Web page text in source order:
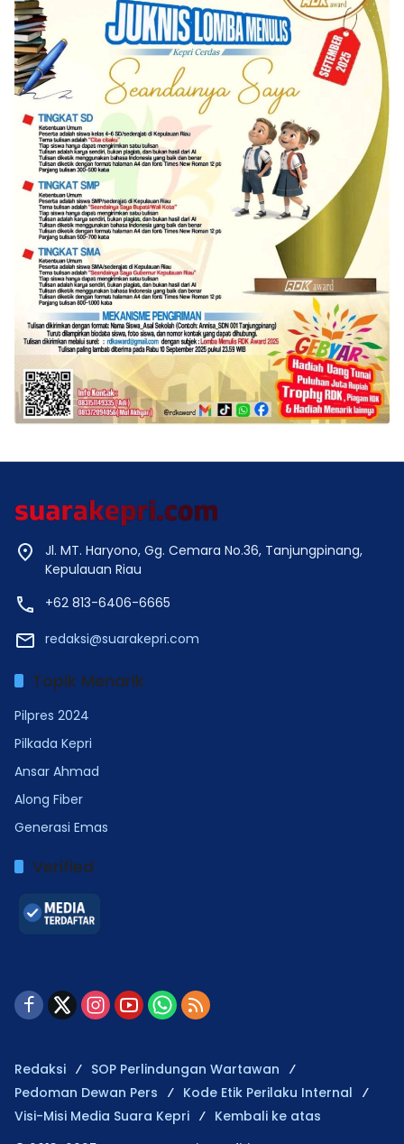
Jl. MT. Haryono, Gg. Cemara No.36, Tanjungpinang,
Kepulauan Riau
+62 813-6406-6665
redaksi@suarakepri.com
Topik Menarik
Pilpres 2024
Pilkada Kepri
Ansar Ahmad
Along Fiber
Generasi Emas
Verified
Redaksi
SOP Perlindungan Wartawan
Pedoman Dewan Pers
Kode Etik Perilaku Internal
Visi-Misi Media Suara Kepri
Kembali ke atas